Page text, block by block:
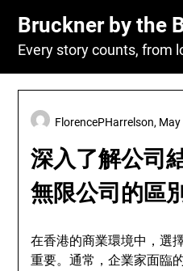
content
Bruckner by the
Every story counts, from
深入了解公司
無限公司的區別
FlorencePHarrelson, May
在香港的商業環境中，選
重要。通常，企業家面臨